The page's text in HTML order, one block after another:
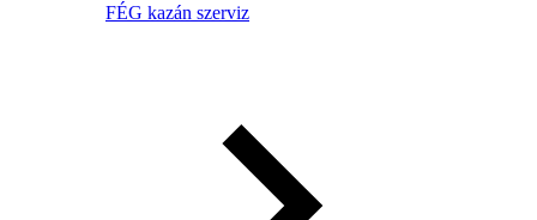
FÉG kazán szerviz